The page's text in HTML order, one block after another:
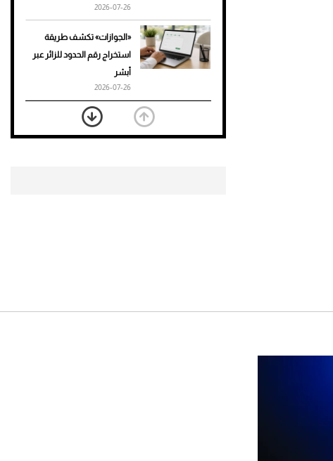
2026-07-26
«الجوازات» تكشف طريقة
استخراج رقم الحدود للزائر عبر
أبشر
2026-07-26
بعد 7 أشهر من تعرضه لحادث
مروع.. جوشوا يفوز على برينغا